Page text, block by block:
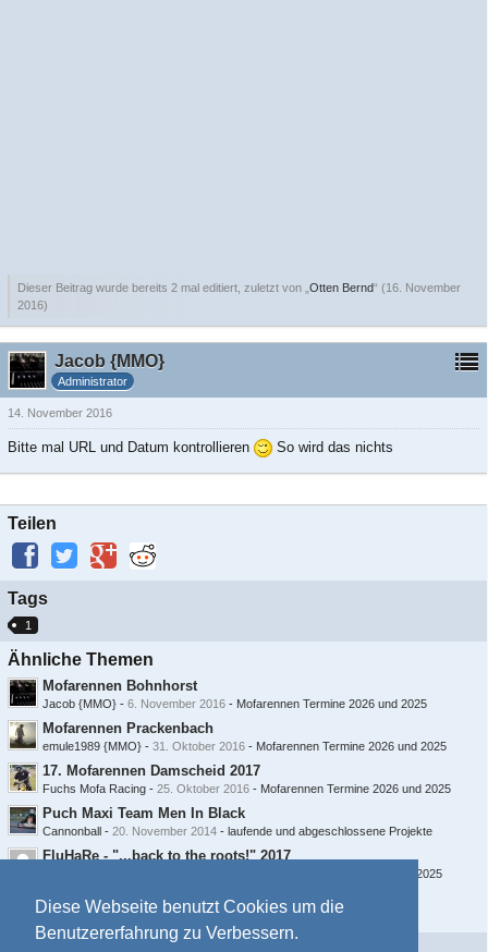
Diese Webseite benutzt Cookies um die
Benutzererfahrung zu Verbessern.
Dieser Beitrag wurde bereits 2 mal editiert, zuletzt von „ Otten Bernd“ (16. November
2016)
Jacob {MMO}
Administrator
14. November 2016
Bitte mal URL und Datum kontrollieren So wird das nichts
Teilen
Tags
1
Ähnliche Themen
Mofarennen Bohnhorst
Jacob {MMO} - 6. November 2016 - Mofarennen Termine 2026 und 2025
Mofarennen Prackenbach
emule1989 {MMO} - 31. Oktober 2016 - Mofarennen Termine 2026 und 2025
17. Mofarennen Damscheid 2017
Fuchs Mofa Racing - 25. Oktober 2016 - Mofarennen Termine 2026 und 2025
Puch Maxi Team Men In Black
Cannonball - 20. November 2014 - laufende und abgeschlossene Projekte
FluHaRe - "...back to the roots!" 2017
Mofarennen Termine 2026 und 2025
Mofarennen Baggerpark Emsland
emule1989 -4. Dezember 2015- Mofarennen Termine 2026 und 2025